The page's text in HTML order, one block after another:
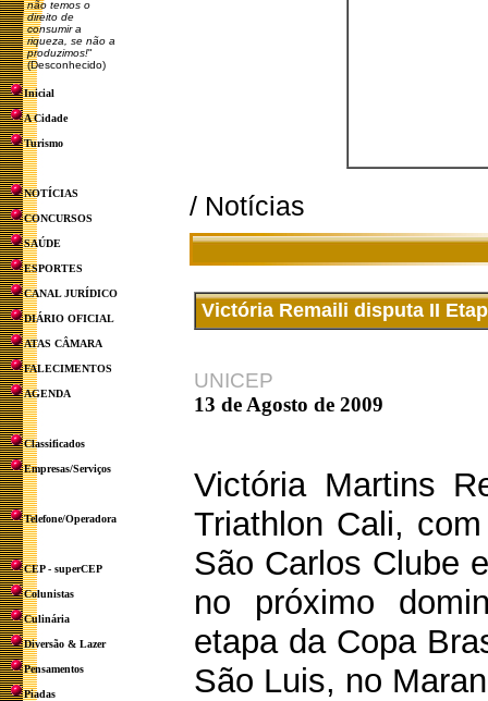
não temos o
direito de
consumir a
riqueza, se não a
produzimos!"
(Desconhecido)
Inicial
A Cidade
Turismo
NOTÍCIAS
CONCURSOS
SAÚDE
ESPORTES
CANAL JURÍDICO
DIÁRIO OFICIAL
ATAS CÂMARA
FALECIMENTOS
AGENDA
Classificados
Empresas/Serviços
Telefone/Operadora
CEP - superCEP
Colunistas
Culinária
Diversão & Lazer
Pensamentos
Piadas
/ Notícias
Victória Remaili disputa II
UNICEP
13 de Agosto de 2009
Victória Martins
Triathlon Cali,
São Carlos Clube
no próximo
etapa da Copa
São Luis, no